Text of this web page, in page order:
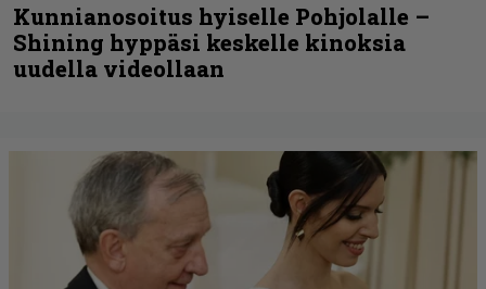
Kunnianosoitus hyiselle Pohjolalle –
Shining hyppäsi keskelle kinoksia
uudella videollaan